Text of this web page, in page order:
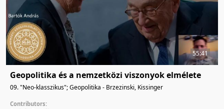
55:41
Geopolitika és a nemzetközi viszonyok elmélete
09. "Neo-klasszikus"­; Geopolitika - Brzezinski, Kissinger
Contributors: